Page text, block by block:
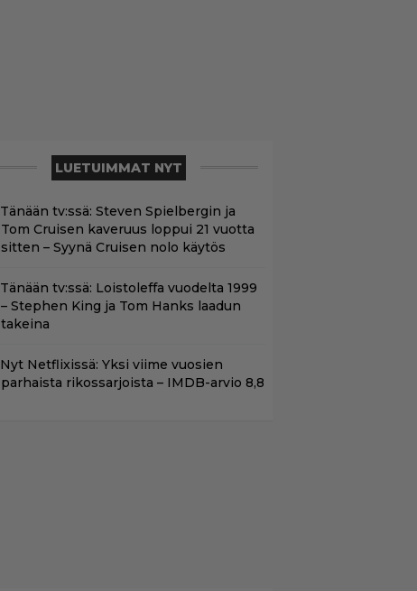
LUETUIMMAT NYT
Tänään tv:ssä: Steven Spielbergin ja
Tom Cruisen kaveruus loppui 21 vuotta
sitten – Syynä Cruisen nolo käytös
Tänään tv:ssä: Loistoleffa vuodelta 1999
– Stephen King ja Tom Hanks laadun
takeina
Nyt Netflixissä: Yksi viime vuosien
parhaista rikossarjoista – IMDB-arvio 8,8